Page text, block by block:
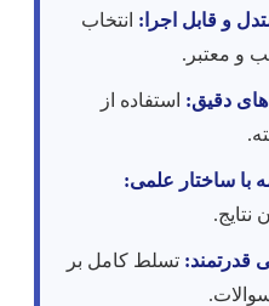
و قابل اجرا: انتخاب
و معتبر.
دقیق: استفاده از
با ساختار علمی:
نتایج.
قدرتمند: تسلط کامل بر